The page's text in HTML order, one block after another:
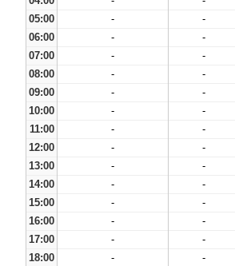
05:00
- -
06:00
- -
07:00
- -
08:00
- -
09:00
- -
10:00
- -
11:00
- -
12:00
- -
13:00
- -
14:00
- -
15:00
- -
16:00
- -
17:00
- -
18:00
- -